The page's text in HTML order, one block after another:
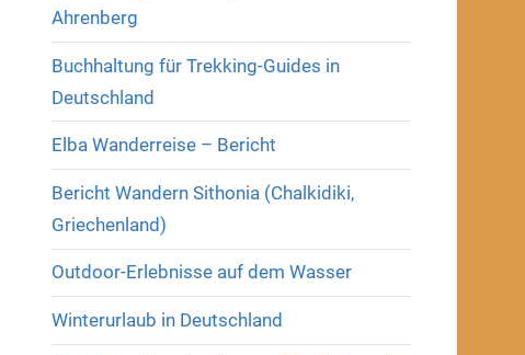
Ahrenberg
Buchhaltung für Trekking-Guides in
Deutschland
Elba Wanderreise – Bericht
Bericht Wandern Sithonia (Chalkidiki,
Griechenland)
Outdoor-Erlebnisse auf dem Wasser
Winterurlaub in Deutschland